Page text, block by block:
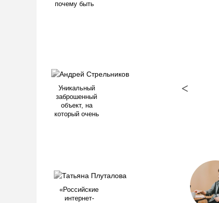
<
почему быть
Уникальный
заброшенный
объект, на
который очень
«Российские
интернет-